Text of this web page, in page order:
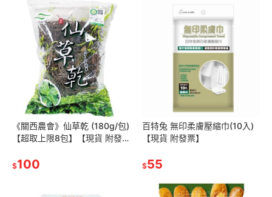
《關西農會》仙草乾 (180g/包)
【超取上限8包】【現貨 附發
$100
百特兔 無印柔膚壓縮巾(10入)
【現貨 附發票】
$55